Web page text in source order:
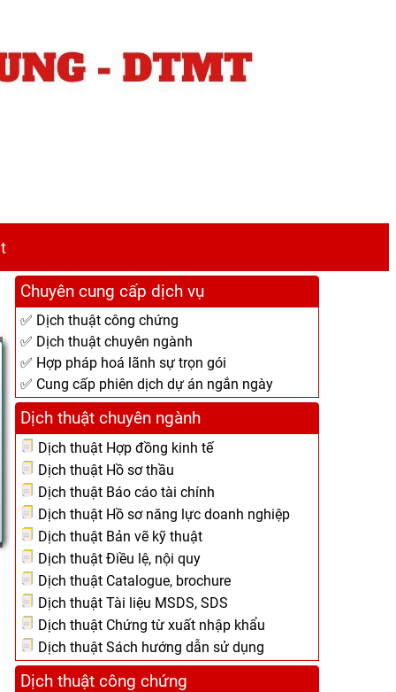
Chuyên cung cấp dịch vụ
✅ Dịch thuật công chứng
✅ Dịch thuật chuyên ngành
✅ Hợp pháp hoá lãnh sự trọn gói
✅ Cung cấp phiên dịch dự án ngắn ngày
Dịch thuật chuyên ngành
Dịch thuật Hợp đồng kinh tế
Dịch thuật Hồ sơ thầu
Dịch thuật Báo cáo tài chính
Dịch thuật Hồ sơ năng lực doanh nghiệp
Dịch thuật Bản vẽ kỹ thuật
Dịch thuật Điều lệ, nội quy
Dịch thuật Catalogue, brochure
Dịch thuật Tài liệu MSDS, SDS
Dịch thuật Chứng từ xuất nhập khẩu
Dịch thuật Sách hướng dẫn sử dụng
Dịch thuật công chứng